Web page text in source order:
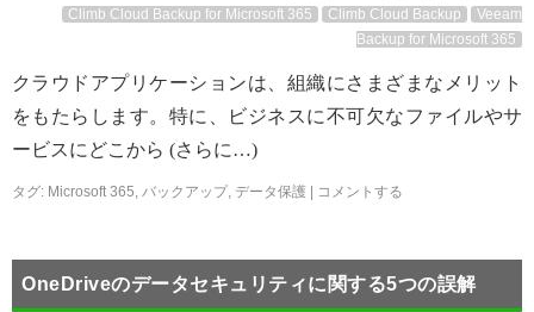
Climb Cloud Backup for Microsoft 365
Climb Cloud Backup
Veeam
Backup for Microsoft 365
クラウドアプリケーションは、組織にさまざまなメリット
をもたらします。特に、ビジネスに不可欠なファイルやサ
ービスにどこから (さらに…)
タグ: Microsoft 365, バックアップ, データ保護 コメントする
OneDriveのデータセキュリティに関する5つの誤解